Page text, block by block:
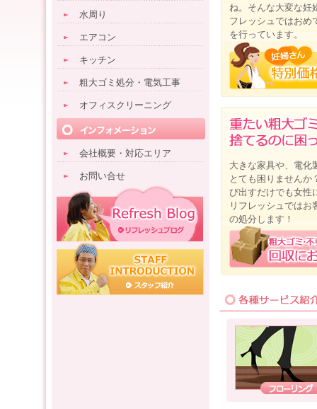
水周り
エアコン
キッチン
粗大ゴミ処分・電気工事
オフィスクリーニング
会社概要・対応エリア
お問い合せ
ね。そんな大変な妊
フレッシュではおめ
を行っています。
大きな家具や、電化
とても困りませんか
び出すだけでも女性
リフレッシュではお
の処分します！